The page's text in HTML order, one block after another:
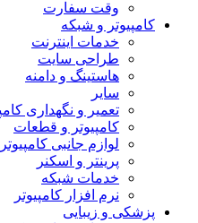
وقت سفارت
کامپیوتر و شبکه
خدمات اینترنت
طراحی سایت
هاستینگ و دامنه
سایر
تعمیر و نگهداری
کامپیوتر و قطعات
لوازم جانبی کامپیوتر
پرینتر و اسکنر
خدمات شبکه
نرم افزار کامپیوتر
پزشکی و زیبایی